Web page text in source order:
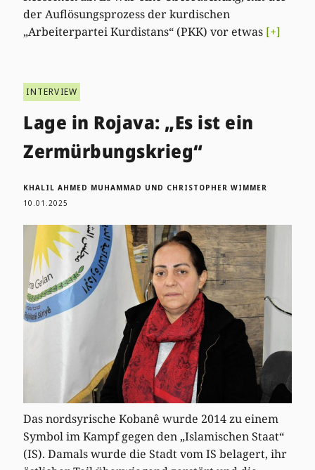
der Auflösungsprozess der kurdischen
„Arbeiterpartei Kurdistans“ (PKK) vor etwas [+]
INTERVIEW
Lage in Rojava: „Es ist ein
Zermürbungskrieg“
KHALIL AHMED MUHAMMAD UND CHRISTOPHER WIMMER
10.01.2025
Das nordsyrische Kobanê wurde 2014 zu einem
Symbol im Kampf gegen den „Islamischen Staat“
(IS). Damals wurde die Stadt vom IS belagert, ihr